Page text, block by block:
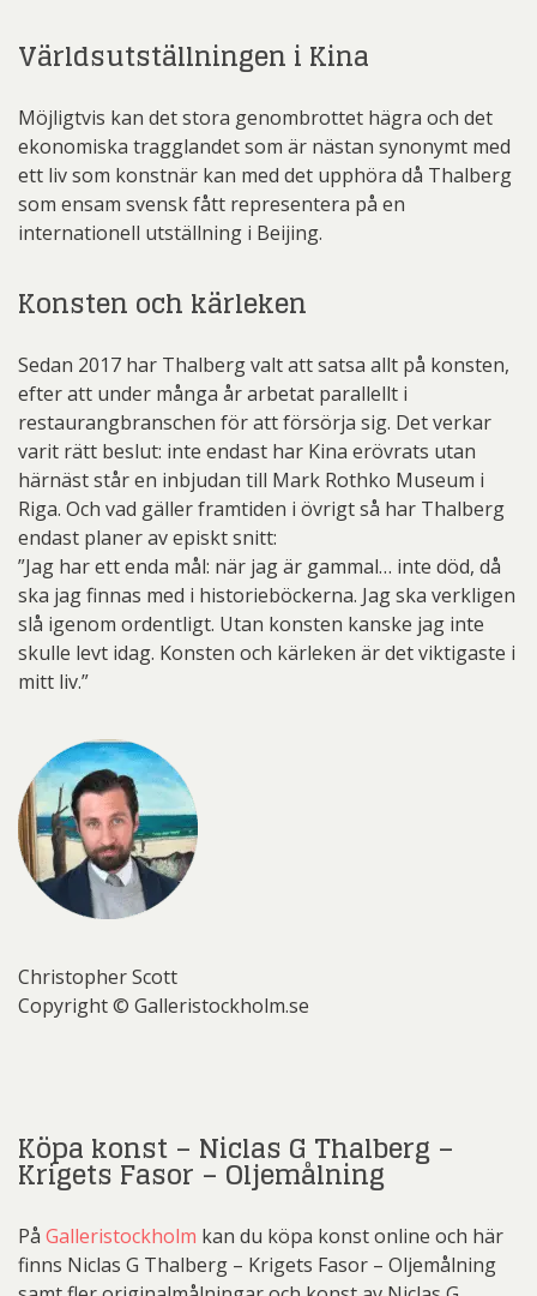
Världsutställningen i Kina
Möjligtvis kan det stora genombrottet hägra och det
ekonomiska tragglandet som är nästan synonymt med
ett liv som konstnär kan med det upphöra då Thalberg
som ensam svensk fått representera på en
internationell utställning i Beijing.
Konsten och kärleken
Sedan 2017 har Thalberg valt att satsa allt på konsten,
efter att under många år arbetat parallellt i
restaurangbranschen för att försörja sig. Det verkar
varit rätt beslut: inte endast har Kina erövrats utan
härnäst står en inbjudan till Mark Rothko Museum i
Riga. Och vad gäller framtiden i övrigt så har Thalberg
endast planer av episkt snitt:
”Jag har ett enda mål: när jag är gammal… inte död, då
ska jag finnas med i historieböckerna. Jag ska verkligen
slå igenom ordentligt. Utan konsten kanske jag inte
skulle levt idag. Konsten och kärleken är det viktigaste i
mitt liv.”
Christopher Scott
Copyright © Galleristockholm.se
Köpa konst – Niclas G Thalberg –
Krigets Fasor – Oljemålning
På Galleristockholm kan du köpa konst online och här
finns Niclas G Thalberg – Krigets Fasor – Oljemålning